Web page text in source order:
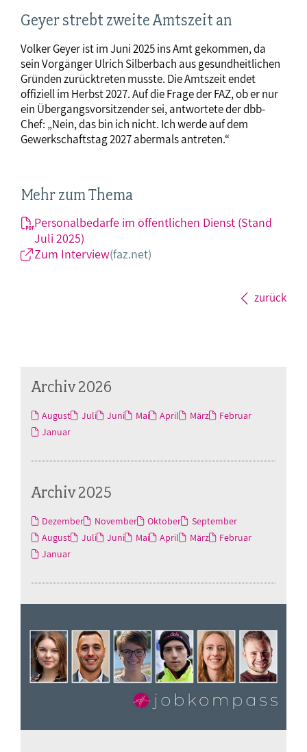
Geyer strebt zweite Amtszeit an
Volker Geyer ist im Juni 2025 ins Amt gekommen, da
sein Vorgänger Ulrich Silberbach aus gesundheitlichen
Gründen zurücktreten musste. Die Amtszeit endet
offiziell im Herbst 2027. Auf die Frage der FAZ, ob er nur
ein Übergangsvorsitzender sei, antwortete der dbb-
Chef: „Nein, das bin ich nicht. Ich werde auf dem
Gewerkschaftstag 2027 abermals antreten.“
Mehr zum Thema
Personalbedarfe im öffentlichen Dienst (Stand
Juli 2025)
Zum Interview(faz.net)
zurück
Archiv 2026
August Juli Juni Mai April März
Februar
Januar
Archiv 2025
Dezember November Oktober
September
August
Juli Juni Mai April März
Februar
Januar